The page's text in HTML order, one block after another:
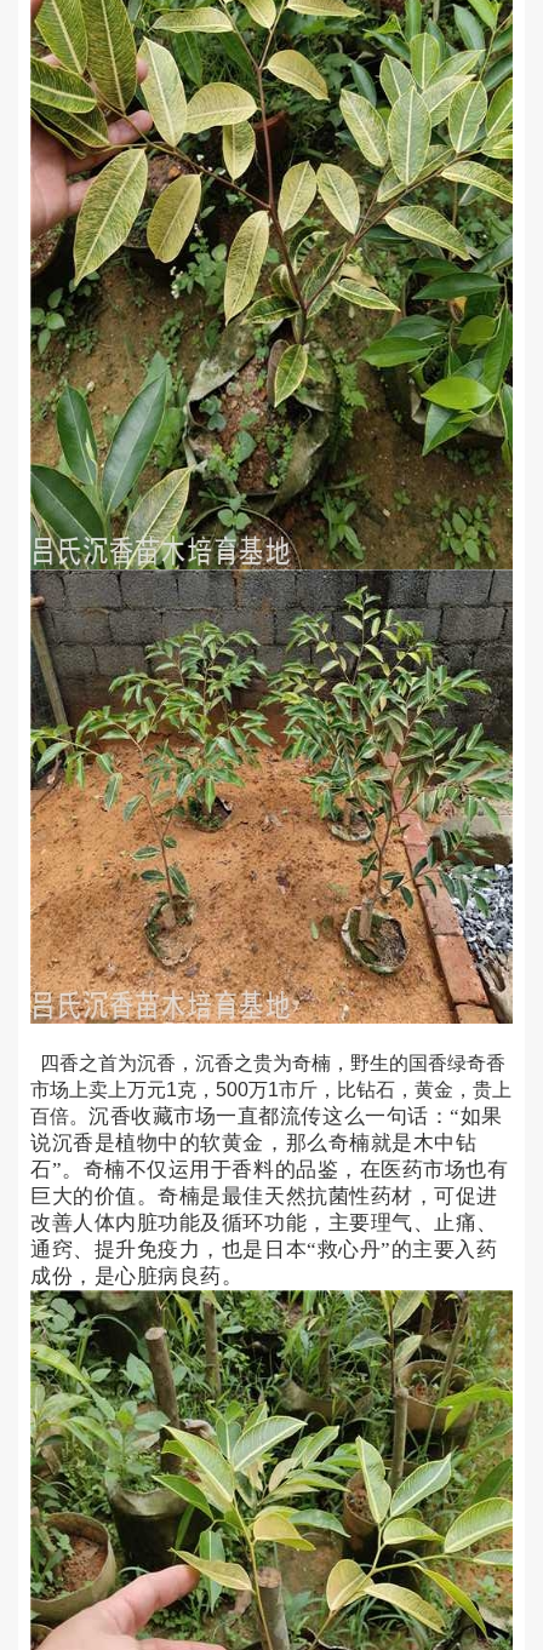
四香之首为沉香，沉香之贵为奇楠，野生的国香绿奇香
市场上卖上万元1克，500万1市斤，比钻石，黄金，贵上
百倍。 沉香收藏市场一直都流传这么一句话：“如果
说沉香是植物中的软黄金，那么奇楠就是木中钻
石”。奇楠不仅运用于香料的品鉴，在医药市场也有
巨大的价值。奇楠是最佳天然抗菌性药材，可促进
改善人体内脏功能及循环功能，主要理气、止痛、
通窍、提升免疫力，也是日本“救心丹”的主要入药
成份，是心脏病良药。